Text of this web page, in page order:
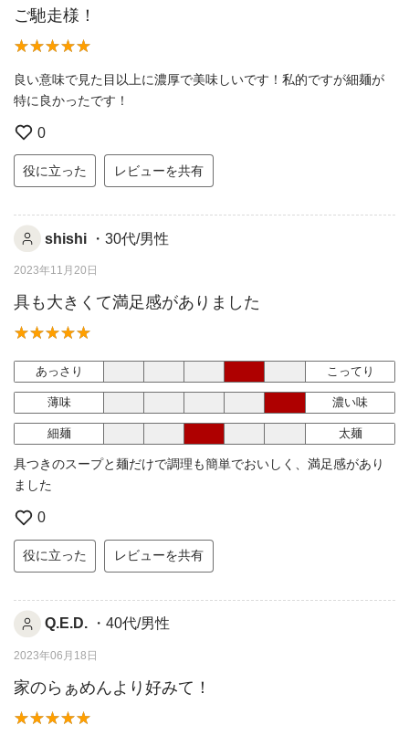
ご馳走様！
良い意味で見た目以上に濃厚で美味しいです！私的ですが細麺が
特に良かったです！
0
役に立った レビューを共有
shishi ・30代/男性
2023年11月20日
具も大きくて満足感がありました
あっさり こってり
薄味 濃い味
細麺 太麺
具つきのスープと麺だけで調理も簡単でおいしく、満足感があり
ました
0
役に立った レビューを共有
Q.E.D. ・40代/男性
2023年06月18日
家のらぁめんより好みて！